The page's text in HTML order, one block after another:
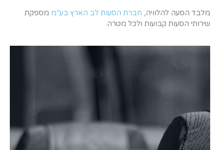
מלבד הסעה להלוויה, חברת הסעות לב הארץ בע”מ מספקת
שירותי הסעות קבועות ולכל מטרה.